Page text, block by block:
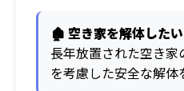
🏚️ 空き家を解体したい
長年放置された空き
を考慮した安全な解体